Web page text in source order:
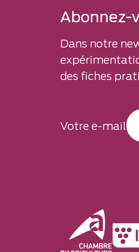
Abonnez-
Dans notre
des fiches
Votre e-mail